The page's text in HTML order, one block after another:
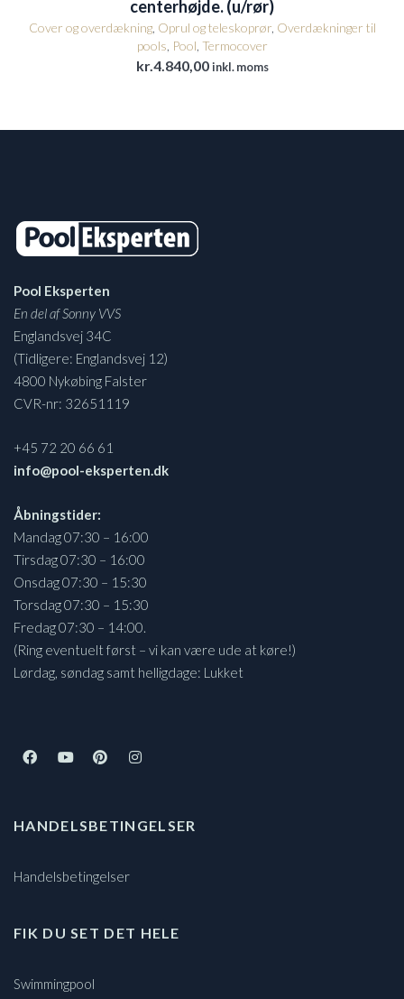
centerhøjde. (u/rør)
Cover og overdækning, Oprul og teleskoprør, Overdækninger til
pools Pool Termocover
kr.4.840,00 inkl. moms
Pool Eksperten
En del af Sonny VVS
Englandsvej 34C
(Tidligere: Englandsvej 12)
4800 Nykøbing Falster
CVR-nr: 32651119
+45 72 20 66 61
info@pool-eksperten.dk
Åbningstider:
Mandag 07:30 – 16:00
Tirsdag 07:30 – 16:00
Onsdag 07:30 – 15:30
Torsdag 07:30 – 15:30
Fredag 07:30 – 14:00.
(Ring eventuelt først – vi kan være ude at køre!)
Lørdag, søndag samt helligdage: Lukket
HANDELSBETINGELSER
Handelsbetingelser
FIK DU SET DET HELE
Swimmingpool